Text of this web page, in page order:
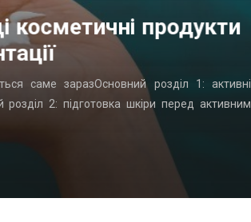
косметичні продукти
саме заразОсновний розділ 1: активні
2: підготовка шкіри перед активним